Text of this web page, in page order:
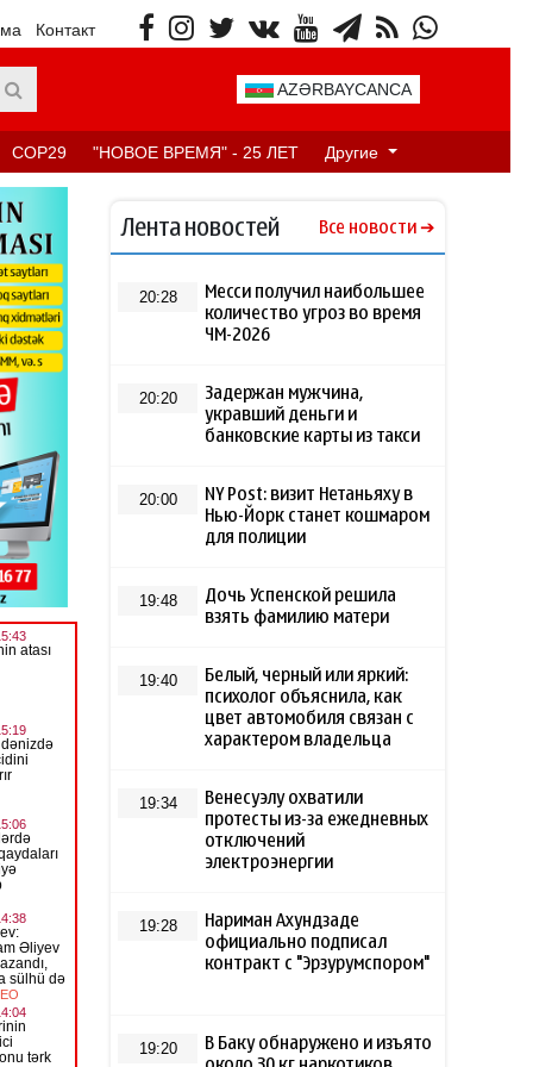
Контакт
AZƏRBAYCANCA
COP29 "НОВОЕ ВРЕМЯ" - 25 ЛЕТ Другие
Лента новостей Все новости
20:28
Месси получил наибольшее
количество угроз во время
ЧМ-2026
20:20
Задержан мужчина,
укравший деньги и
банковские карты из такси
20:00
NY Post: визит Нетаньяху в
Нью-Йорк станет кошмаром
для полиции
19:48
Дочь Успенской решила
взять фамилию матери
19:40
Белый, черный или яркий:
психолог объяснила, как
цвет автомобиля связан с
характером владельца
19:34
Венесуэлу охватили
протесты из-за ежедневных
отключений
электроэнергии
19:28
Нариман Ахундзаде
официально подписал
контракт с "Эрзурумспором"
19:20
В Баку обнаружено и изъято